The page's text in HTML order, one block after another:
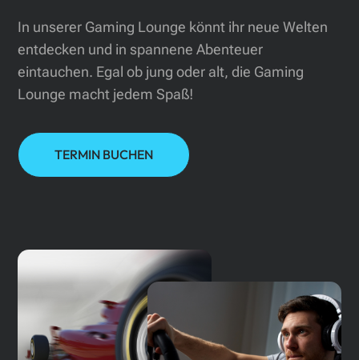
In unserer Gaming Lounge könnt ihr neue Welten
entdecken und in spannene Abenteuer
eintauchen. Egal ob jung oder alt, die Gaming
Lounge macht jedem Spaß!
TERMIN BUCHEN